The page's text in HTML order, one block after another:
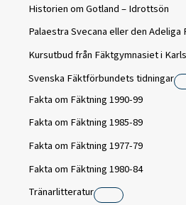
Historien om Gotland – Idrottsön
Palaestra Svecana eller den
Kursutbud från Fäktgymnasiet i
Svenska Fäktförbundets tidningar
Fakta om Fäktning 1990-99
Fakta om Fäktning 1985-89
Fakta om Fäktning 1977-79
Fakta om Fäktning 1980-84
Tränarlitteratur